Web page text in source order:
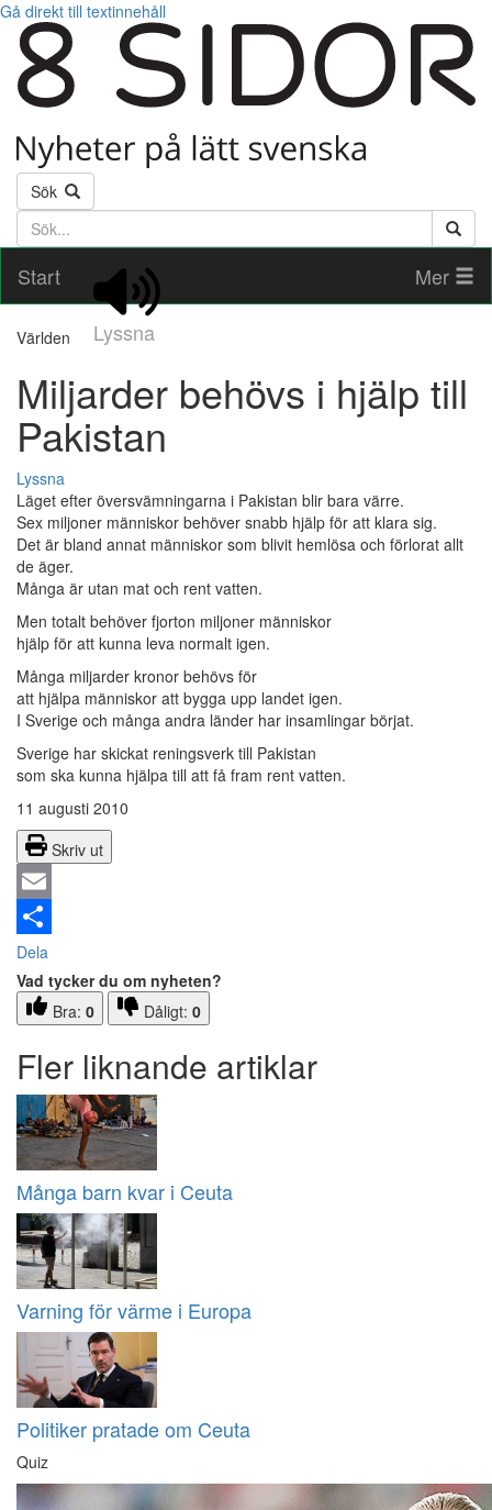
Gå direkt till textinnehåll
Sök
Söktext
Start
Lyssna
Mer
Världen
Miljarder behövs i hjälp till
Pakistan
Lyssna
Läget efter översvämningarna i Pakistan blir bara värre.
Sex miljoner människor behöver snabb hjälp för att klara sig.
Det är bland annat människor som blivit hemlösa och förlorat allt
de äger.
Många är utan mat och rent vatten.
Men totalt behöver fjorton miljoner människor
hjälp för att kunna leva normalt igen.
Många miljarder kronor behövs för
att hjälpa människor att bygga upp landet igen.
I Sverige och många andra länder har insamlingar börjat.
Sverige har skickat reningsverk till Pakistan
som ska kunna hjälpa till att få fram rent vatten.
11 augusti 2010
Skriv ut
Email
Dela
Vad tycker du om nyheten?
Bra: 0 Dåligt: 0
Fler liknande artiklar
Många barn kvar i Ceuta
Varning för värme i Europa
Politiker pratade om Ceuta
Quiz